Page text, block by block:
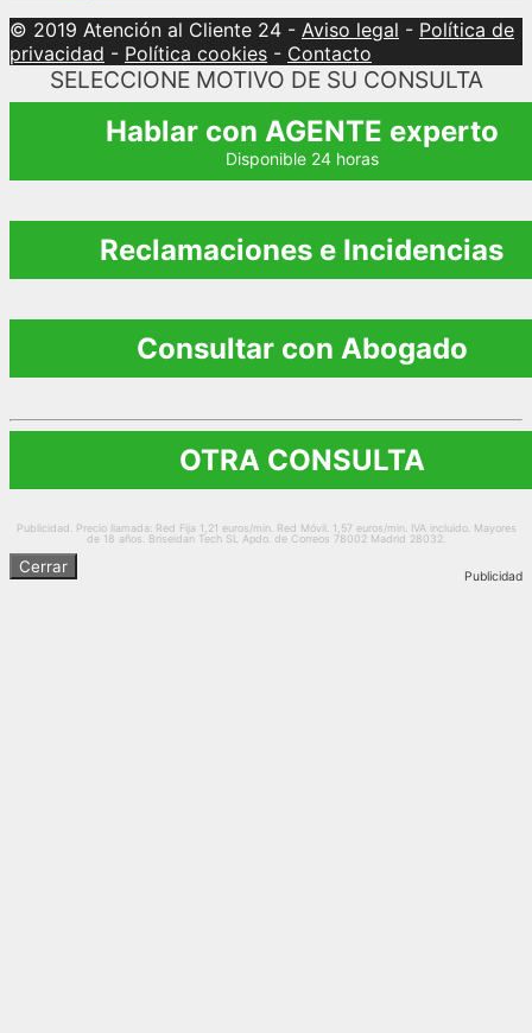
© 2019 Atención al Cliente 24 - Aviso legal - Política de
privacidad - Política cookies - Contacto
SELECCIONE MOTIVO DE SU CONSULTA
Hablar con AGENTE experto
Disponible 24 horas
Reclamaciones e Incidencias
Consultar con Abogado
OTRA CONSULTA
Publicidad. Precio llamada: Red Fija 1,21 euros/min. Red Móvil. 1,57 euros/min. IVA incluido. Mayores
de 18 años. Briseidan Tech SL Apdo. de Correos 78002 Madrid 28032.
Publicidad
Cerrar